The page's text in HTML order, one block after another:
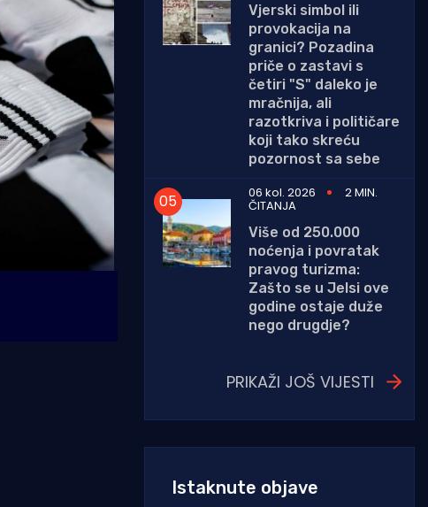
Vjerski simbol ili
provokacija na
granici? Pozadina
priče o zastavi s
četiri "S" daleko je
mračnija, ali
razotkriva i političare
koji tako skreću
pozornost sa sebe
06 kol. 2026
2 MIN.
ČITANJA
Više od 250.000
noćenja i povratak
pravog turizma:
Zašto se u Jelsi ove
godine ostaje duže
nego drugdje?
PRIKAŽI JOŠ VIJESTI
Istaknute objave